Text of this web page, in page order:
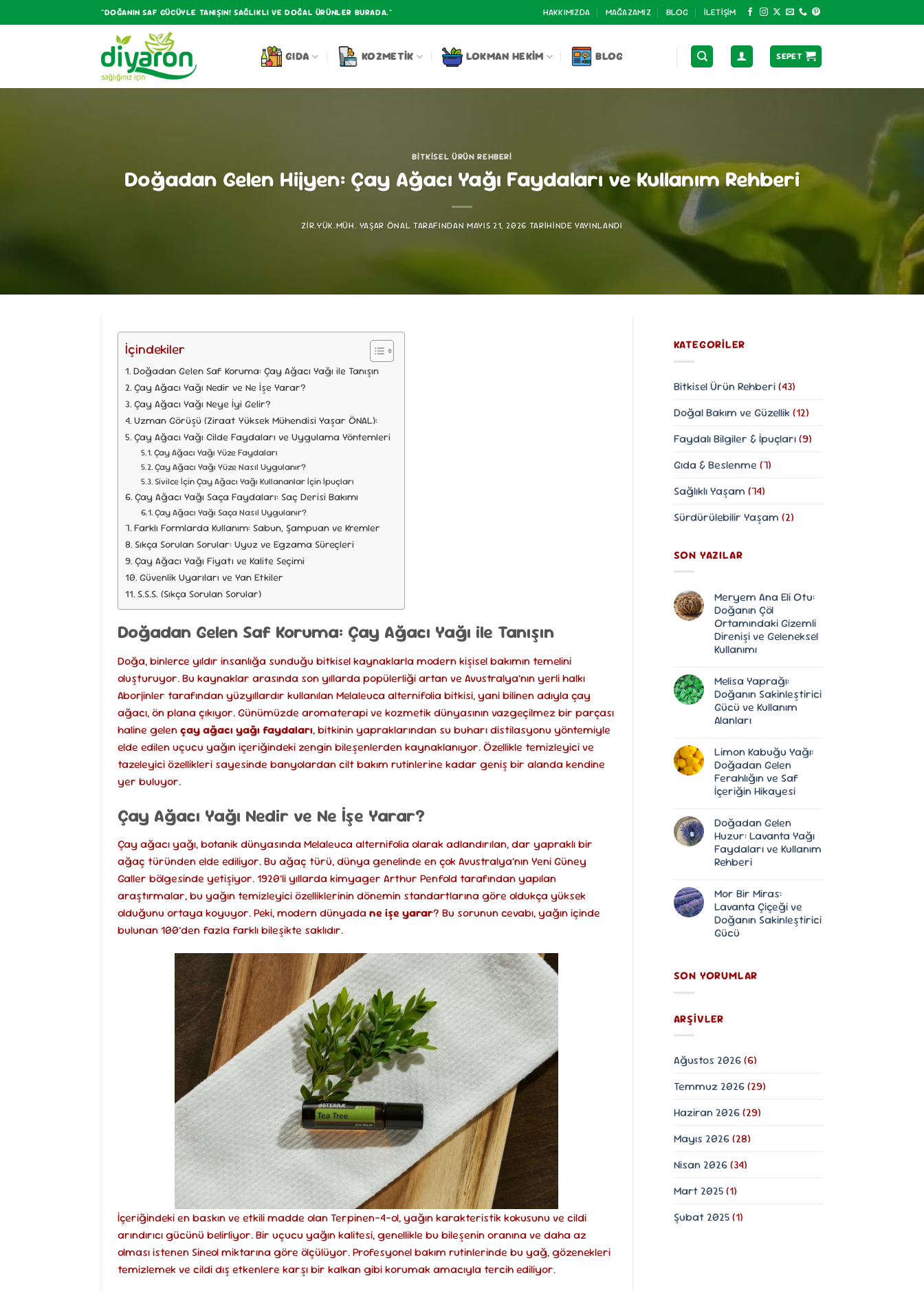
atla
"DOĞANIN SAF GÜCÜYLE TANIŞIN! SAĞLIKLI VE DOĞAL ÜRÜNLER BURADA." HAKKIMIZDA MAĞAZAMIZ BLOG İLETIŞIM
GIDA KOZMETIK LOKMAN HEKIM BLOG SEPET
BITKISEL ÜRÜN REHBERI
Doğadan Gelen Hijyen: Çay Ağacı Yağı Faydaları ve Kullanım Rehberi
ZIR.YÜK.MÜH. YAŞAR ÖNAL TARAFINDAN MAYIS 21, 2026 TARIHINDE YAYINLANDI
İçindekiler
Doğadan Gelen Saf Koruma: Çay Ağacı Yağı ile Tanışın
Çay Ağacı Yağı Nedir ve Ne İşe Yarar?
Çay Ağacı Yağı Neye İyi Gelir?
Uzman Görüşü (Ziraat Yüksek Mühendisi Yaşar ÖNAL):
Çay Ağacı Yağı Cilde Faydaları ve Uygulama Yöntemleri
Çay Ağacı Yağı Yüze Faydaları
Çay Ağacı Yağı Yüze Nasıl Uygulanır?
Sivilce İçin Çay Ağacı Yağı Kullananlar İçin İpuçları
Çay Ağacı Yağı Saça Faydaları: Saç Derisi Bakımı
Çay Ağacı Yağı Saça Nasıl Uygulanır?
Farklı Formlarda Kullanım: Sabun, Şampuan ve Kremler
Sıkça Sorulan Sorular: Uyuz ve Egzama Süreçleri
Çay Ağacı Yağı Fiyatı ve Kalite Seçimi
Güvenlik Uyarıları ve Yan Etkiler
S.S.S. (Sıkça Sorulan Sorular)
Doğadan Gelen Saf Koruma: Çay Ağacı Yağı ile Tanışın
Doğa, binlerce yıldır insanlığa sunduğu bitkisel kaynaklarla modern kişisel bakımın temelini
oluşturuyor. Bu kaynaklar arasında son yıllarda popülerliği artan ve Avustralya’nın yerli halkı
Aborjinler tarafından yüzyıllardır kullanılan Melaleuca alternifolia bitkisi, yani bilinen adıyla çay
ağacı, ön plana çıkıyor. Günümüzde aromaterapi ve kozmetik dünyasının vazgeçilmez bir parçası
haline gelençay ağacı yağı faydaları, bitkinin yapraklarından su buharı distilasyonu yöntemiyle
elde edilen uçucu yağın içeriğindeki zengin bileşenlerden kaynaklanıyor. Özellikle temizleyici ve
tazeleyici özellikleri sayesinde banyolardan cilt bakım rutinlerine kadar geniş bir alanda kendine
yer buluyor.
Çay Ağacı Yağı Nedir ve Ne İşe Yarar?
Çay ağacı yağı, botanik dünyasında Melaleuca alternifolia olarak adlandırılan, dar yapraklı bir
ağaç türünden elde ediliyor. Bu ağaç türü, dünya genelinde en çok Avustralya’nın Yeni Güney
Galler bölgesinde yetişiyor. 1920’li yıllarda kimyager Arthur Penfold tarafından yapılan
araştırmalar, bu yağın temizleyici özelliklerinin dönemin standartlarına göre oldukça yüksek
olduğunu ortaya koyuyor. Peki, modern dünyada ne işe yarar? Bu sorunun cevabı, yağın içinde
bulunan 100’den fazla farklı bileşikte saklıdır.
İçeriğindeki en baskın ve etkili madde olan Terpinen-4-ol, yağın karakteristik kokusunu ve cildi
arındırıcı gücünü belirliyor. Bir uçucu yağın kalitesi, genellikle bu bileşenin oranına ve daha az
olması istenen Sineol miktarına göre ölçülüyor. Profesyonel bakım rutinlerinde bu yağ, gözenekleri
temizlemek ve cildi dış etkenlere karşı bir kalkan gibi korumak amacıyla tercih ediliyor.
KATEGORILER
Bitkisel Ürün Rehberi(43)
Doğal Bakım ve Güzellik (12)
Faydalı Bilgiler & İpuçları(9)
Gıda & Beslenme (7)
Sağlıklı Yaşam (74)
Sürdürülebilir Yaşam (2)
SON YAZILAR
Meryem Ana Eli Otu:
Doğanın Çöl
Ortamındaki Gizemli
Direnişi ve Geleneksel
Kullanımı
Meryem
Ana
Eli
Otu:
Doğanın
Çöl
Direnişi
ve
Geleneksel
Kullanımı
Melisa Yaprağı:
Doğanın Sakinleştirici
Gücü ve Kullanım
Alanları
Melisa
Yaprağı:
Doğanın
Sakinleştirici
Gücü
ve
Limon Kabuğu Yağı:
Doğadan Gelen
Ferahlığın ve Saf
İçeriğin Hikayesi
Limon
Kabuğu
Yağı:
Doğadan
Gelen
Ferahlığın
İçeriğin
Hikayesi
Doğadan Gelen
Huzur: Lavanta Yağı
Faydaları ve Kullanım
Rehberi
Doğadan
Gelen
Huzur:
Lavanta
Yağı
Faydaları
Mor Bir Miras:
Lavanta Çiçeği ve
Doğanın Sakinleştirici
Gücü
Bir
Miras:
Doğanın
SON YORUMLAR
ARŞIVLER
Ağustos 2026(6)
Temmuz 2026(29)
Haziran 2026(29)
Mayıs 2026(28)
Nisan 2026(34)
Mart 2025(1)
Şubat 2025(1)